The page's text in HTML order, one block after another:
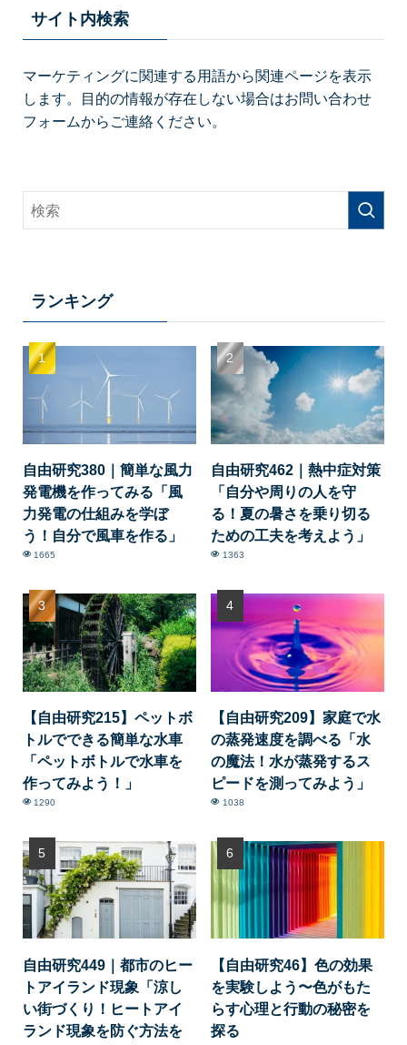
サイト内検索
マーケティングに関連する用語から関連ページを表示
します。目的の情報が存在しない場合はお問い合わせ
フォームからご連絡ください。
ランキング
自由研究380｜簡単な風力
発電機を作ってみる「風
力発電の仕組みを学ぼ
う！自分で風車を作る」
1665
自由研究462｜熱中症対策
「自分や周りの人を守
る！夏の暑さを乗り切る
ための工夫を考えよう」
1363
【自由研究215】ペットボ
トルでできる簡単な水車
「ペットボトルで水車を
作ってみよう！」
1290
【自由研究209】家庭で水
の蒸発速度を調べる「水
の魔法！水が蒸発するス
ピードを測ってみよう」
1038
自由研究449｜都市のヒー
トアイランド現象「涼し
い街づくり！ヒートアイ
ランド現象を防ぐ方法を
【自由研究46】色の効果
を実験しよう〜色がもた
らす心理と行動の秘密を
探る